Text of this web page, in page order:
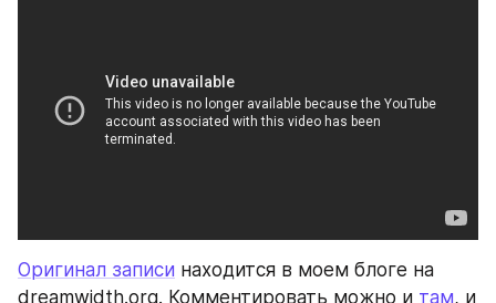
Оригинал записи находится в моем блоге на
dreamwidth.org. Комментировать можно и там, и